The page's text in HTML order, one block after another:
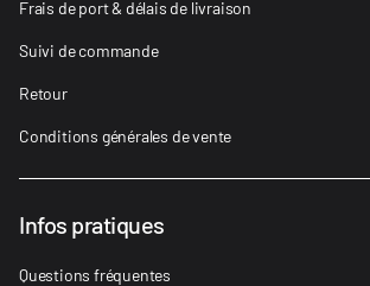
Frais de port & délais de livraison
Suivi de commande
Retour
Conditions générales de vente
Infos pratiques
Questions fréquentes